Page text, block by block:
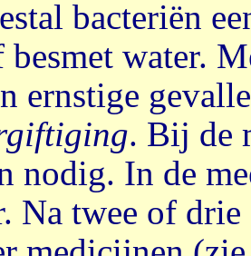
bacteriën
besmet water.
ernstige
. Bij de
nodig. In de
Na twee of